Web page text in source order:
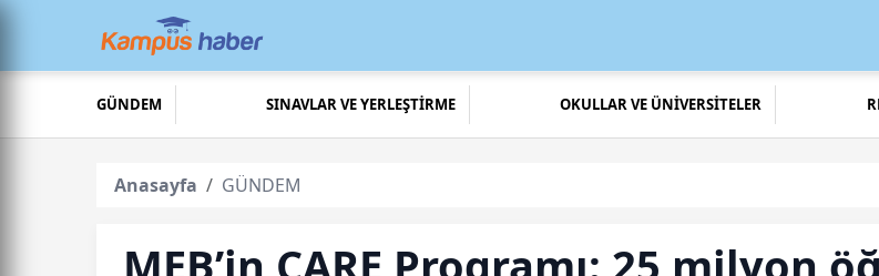
GÜNDEM SINAVLAR VE YERLEŞTİRME OKULLAR VE ÜNİVERSİTELER
Anasayfa GÜNDEM